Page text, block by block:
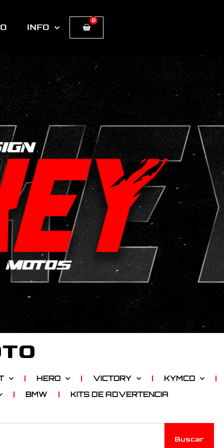
INFO
0
Cart
HERO VICTORY
KYMCO
BMW
KITS DE ADVERTENCIA
Buscar